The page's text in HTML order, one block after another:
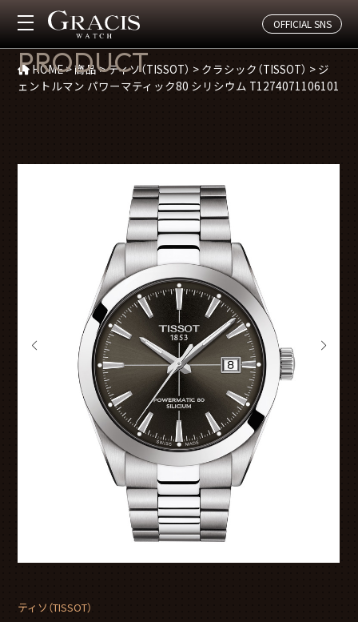
OFFICIAL SNS
商品紹介
PRODUCT
HOME>商品>ティソ（TISSOT） > クラシック（TISSOT） > ジ
ェントルマン パワーマティック80 シリシウム T1274071106101
ティソ（TISSOT）